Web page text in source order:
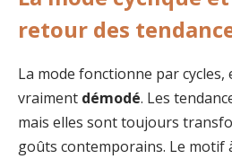
retour des
La mode fonctionne par cycles,
vraiment démodé. Les
mais elles sont toujours
goûts contemporains. Le motif